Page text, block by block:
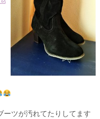
ーツが汚れてたりしてます